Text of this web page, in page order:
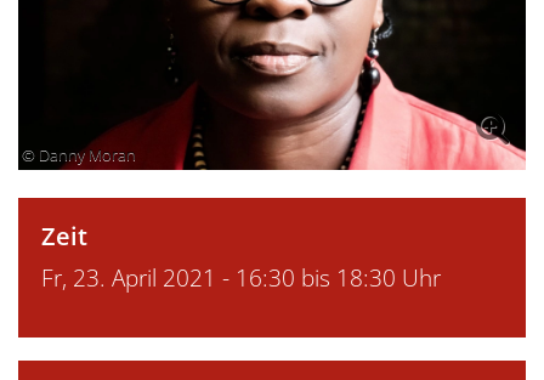
© Danny Moran
Zeit
Fr, 23. April 2021 - 16:30 bis 18:30 Uhr